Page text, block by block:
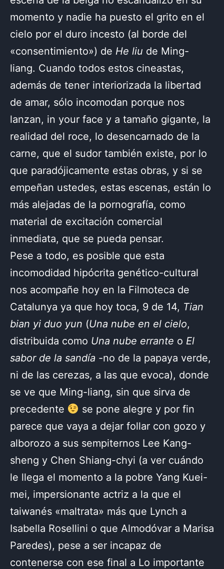
momento y nadie ha puesto el grito en el
cielo por el duro incesto (al borde del
«consentimiento») de He liu de Ming-
liang. Cuando todos estos cineastas,
además de tener interiorizada la libertad
de amar, sólo incomodan porque nos
lanzan, in your face y a tamaño gigante, la
realidad del roce, lo desencarnado de la
carne, que el sudor también existe, por lo
que paradójicamente estas obras, y si se
empeñan ustedes, estas escenas, están lo
más alejadas de la pornografía, como
material de excitación comercial
inmediata, que se pueda pensar.
Pese a todo, es posible que esta
incomodidad hipócrita genético-cultural
nos acompañe hoy en la Filmoteca de
Catalunya ya que hoy toca, 9 de 14, Tian
bian yi duo yun (Una nube en el cielo,
distribuida como Una nube errante o El
sabor de la sandía -no de la papaya verde,
ni de las cerezas, a las que evoca), donde
se ve que Ming-liang, sin que sirva de
precedente
se pone alegre y por fin
parece que vaya a dejar follar con gozo y
alborozo a sus sempiternos Lee Kang-
sheng y Chen Shiang-chyi (a ver cuándo
le llega el momento a la pobre Yang Kuei-
mei, impersionante actriz a la que el
taiwanés «maltrata» más que Lynch a
Isabella Rosellini o que Almodóvar a Marisa
Paredes), pese a ser incapaz de
contenerse con ese final a Lo importante